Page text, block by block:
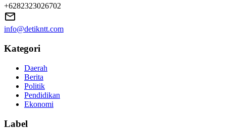
+6282323026702
info@detikntt.com
Kategori
Daerah
Berita
Politik
Pendidikan
Ekonomi
Label